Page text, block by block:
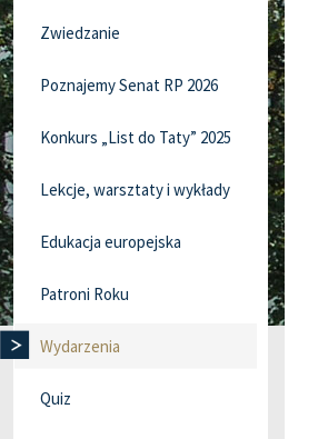
Zwiedzanie
Poznajemy Senat RP 2026
Konkurs „List do Taty” 2025
Lekcje, warsztaty i wykłady
Edukacja europejska
Patroni Roku
Wydarzenia
Quiz